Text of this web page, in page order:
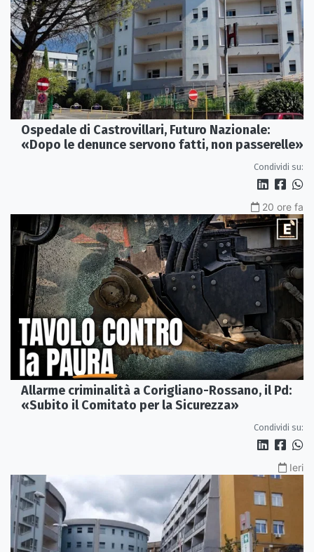
Ospedale di Castrovillari, Futuro Nazionale:
«Dopo le denunce servono fatti, non passerelle»
Condividi su:
20 ore fa
Allarme criminalità a Corigliano-Rossano, il Pd:
«Subito il Comitato per la Sicurezza»
Condividi su:
Ieri